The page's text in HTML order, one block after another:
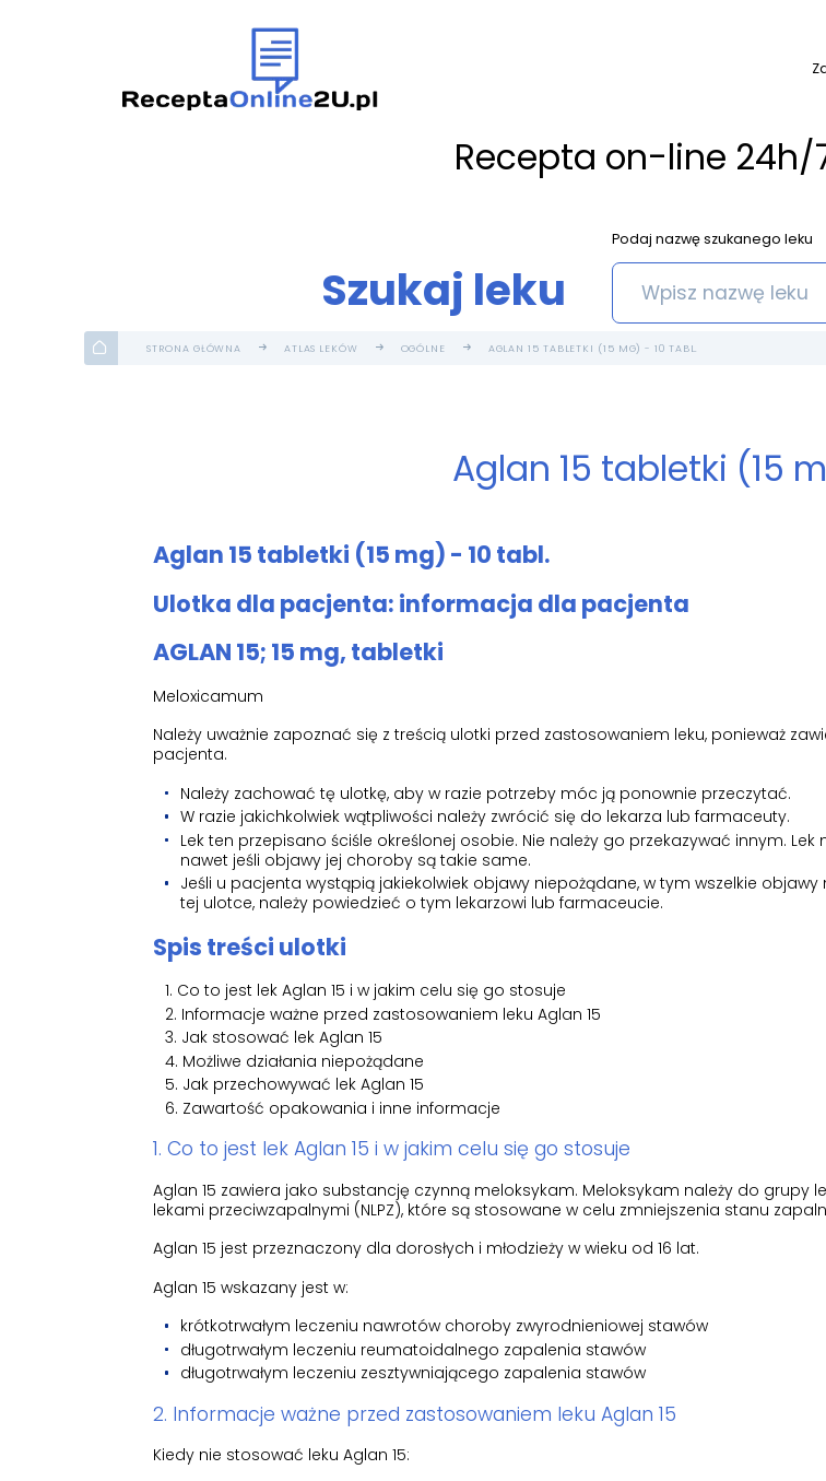
Recepta on-line 24h/
Szukaj leku
Podaj nazwę szukanego leku
STRONA GŁÓWNA ATLAS LEKÓW OGÓLNE AGLAN 15 TABLETKI (15 MG) - 10 TABL.
Aglan 15 tabletki (15
Aglan 15 tabletki (15 mg) - 10 tabl.
Ulotka dla pacjenta: informacja dla pacjenta
AGLAN 15; 15 mg, tabletki
Meloxicamum
Należy uważnie zapoznać się z treścią ulotki przed zastosowaniem leku, ponieważ
pacjenta.
Należy zachować tę ulotkę, aby w razie potrzeby móc ją ponownie przeczytać.
W razie jakichkolwiek wątpliwości należy zwrócić się do lekarza lub farmaceuty.
Lek ten przepisano ściśle określonej osobie. Nie należy go przekazywać innym.
nawet jeśli objawy jej choroby są takie same.
Jeśli u pacjenta wystąpią jakiekolwiek objawy niepożądane, w tym wszelkie
tej ulotce, należy powiedzieć o tym lekarzowi lub farmaceucie.
Spis treści ulotki
Co to jest lek Aglan 15 i w jakim celu się go stosuje
Informacje ważne przed zastosowaniem leku Aglan 15
Jak stosować lek Aglan 15
Możliwe działania niepożądane
Jak przechowywać lek Aglan 15
Zawartość opakowania i inne informacje
1. Co to jest lek Aglan 15 i w jakim celu się go stosuje
Aglan 15 zawiera jako substancję czynną meloksykam. Meloksykam należy do grupy
lekami przeciwzapalnymi (NLPZ), które są stosowane w celu zmniejszenia stanu
Aglan 15 jest przeznaczony dla dorosłych i młodzieży w wieku od 16 lat.
Aglan 15 wskazany jest w:
krótkotrwałym leczeniu nawrotów choroby zwyrodnieniowej stawów
długotrwałym leczeniu reumatoidalnego zapalenia stawów
długotrwałym leczeniu zesztywniającego zapalenia stawów
2. Informacje ważne przed zastosowaniem leku Aglan 15
Kiedy nie stosować leku Aglan 15: